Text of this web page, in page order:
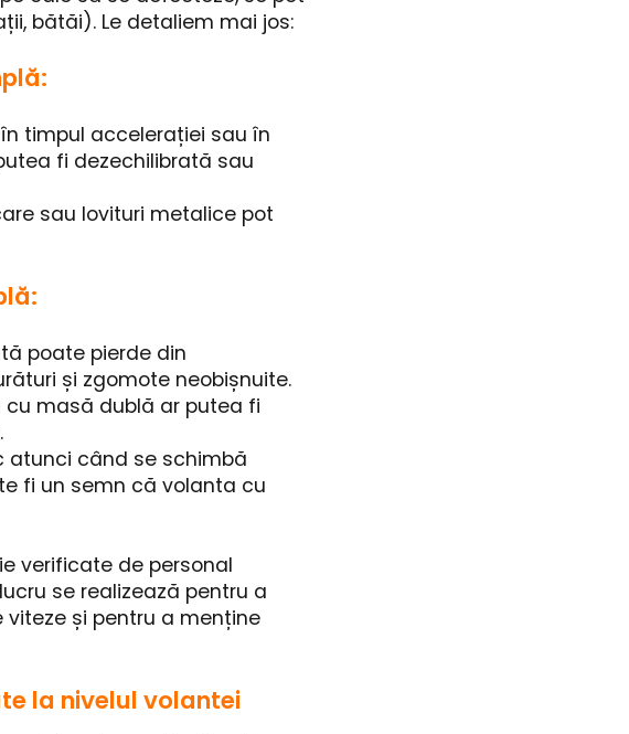
bătăi). Le detaliem mai jos:
timpul accelerației sau în
fi dezechilibrată sau
sau lovituri metalice pot
poate pierde din
și zgomote neobișnuite.
masă dublă ar putea fi
atunci când se schimbă
fi un semn că volanta cu
verificate de personal
se realizează pentru a
și pentru a menține
la nivelul volantei